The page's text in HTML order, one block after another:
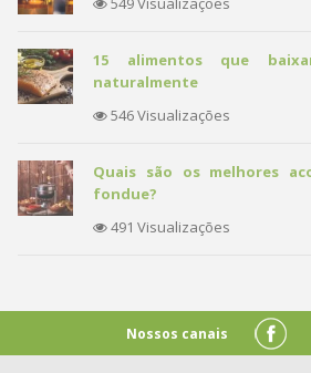
15 alimentos que
naturalmente
546 Visualizações
Quais são os melhores
fondue?
491 Visualizações
Nossos canais